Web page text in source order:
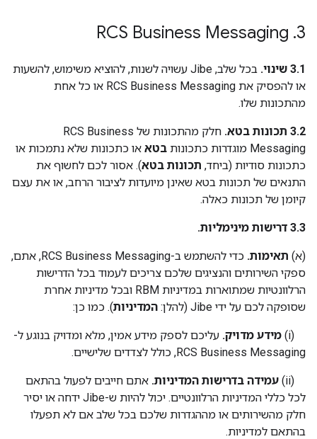
3
.
3.1 שינוי.
בכל שלב, Jibe עשויה לשנות, להוציא משימוש, להשעות
או להפסיק את RCS Business Messaging או כל אחת
מהתכונות שלו.
‫3.2 תכונות בטא.
חלק מהתכונות של RCS Business
Messaging מוגדרות כתכונות
בטא או כתכונות שלא נתמכות או
כתכונות סודיות (ביחד, תכונות בטא). אסור לכם לחשוף את
התנאים של תכונות בטא שאינן מיועדות לציבור הרחב, או את עצם
קיומן של תכונות כאלה.
‫3.3 דרישות מינימליות.
‫(א) תאימות.
כדי להשתמש ב-RCS Business Messaging, אתם,
ספקי השירותים והנציגים שלכם צריכים לעמוד בכל הדרישות
הרלוונטיות שמתוארות במדיניות RBM ובכל מדיניות אחרת
שסופקה לכם על ידי Jibe (להלן:
המדיניות). כמו כן:
מידע מדויק. עליכם לספק מידע אמין, מלא ומדויק בנוגע ל-
RCS Business Messaging, כולל לצדדים שלישיים.
עמידה בדרישות המדיניות. אתם חייבים לפעול בהתאם
לכל כללי המדיניות הרלוונטיים. יכול להיות ש-Jibe ידחה או יסיר
חלק מהשירותים או מההגדרות שלכם בכל שלב אם לא תפעלו
בהתאם למדיניות.